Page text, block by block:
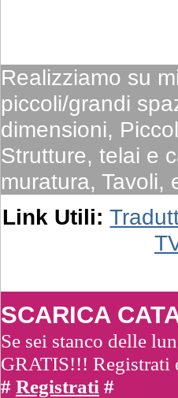
Realizziamo su
piccoli/grandi
dimensioni,
Strutture, telai e
muratura, Tavoli,
Link Utili:
SCARICA
Se sei stanco delle
GRATIS!!! Registrati
# Registrati #